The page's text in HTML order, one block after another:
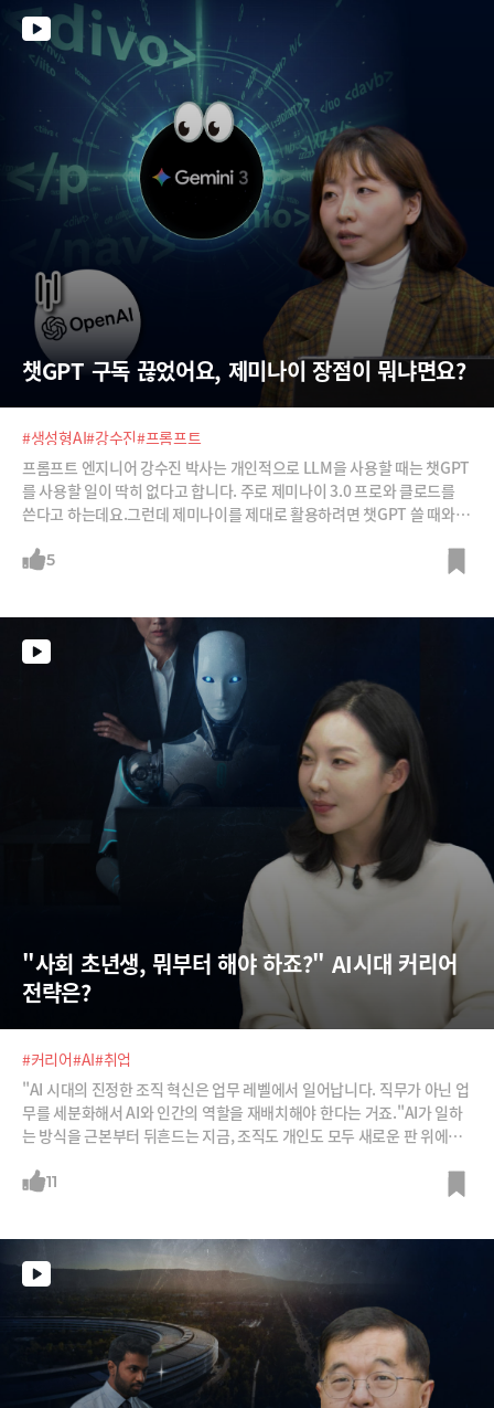
챗GPT 구독 끊었어요, 제미나이 장점이 뭐냐면요?
#생성형AI#강수진#프롬프트
프롬프트 엔지니어 강수진 박사는 개인적으로 LLM을 사용할 때는 챗GPT
를 사용할 일이 딱히 없다고 합니다. 주로 제미나이 3.0 프로와 클로드를
쓴다고 하는데요.그런데 제미나이를 제대로 활용하려면 챗GPT 쓸 때와는
극'은 오히려 제미나이에게 도움이 되지 않는다고 하구요, 마크다운 언어
박사의 제미나이 전용 8가지 프롬프트 사용 팁을 들어보시죠.
5
"사회 초년생, 뭐부터 해야 하죠?" AI시대 커리어
전략은?
#커리어#AI#취업
"AI 시대의 진정한 조직 혁신은 업무 레벨에서 일어납니다. 직무가 아닌 업
무를 세분화해서 AI와 인간의 역할을 재배치해야 한다는 거죠."AI가 일하
는 방식을 근본부터 뒤흔드는 지금, 조직도 개인도 모두 새로운 판 위에서
맡기고 무엇을 사람이 해야 하는지, 그리고 그 과정 속에서 어떻게 커리어
즈'(Mylz)의 공동창업자이자 조직이론 전문가인 성소라 교수에게 그 해답
을 들어봅니다.
11